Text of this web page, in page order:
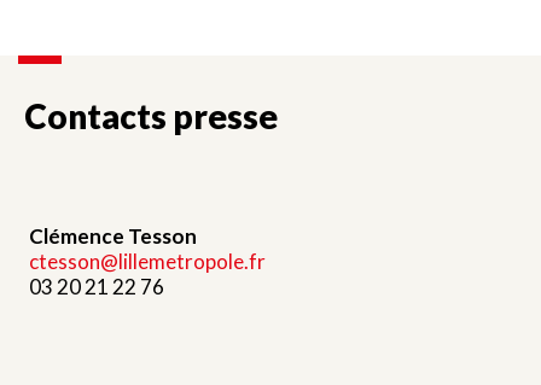
Contacts presse
Clémence Tesson
ctesson@lillemetropole.fr
03 20 21 22 76